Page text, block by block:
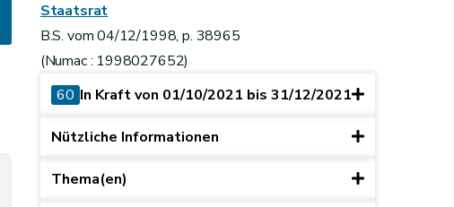
Staatsrat
B.S. vom 04/12/1998, p. 38965
(Numac : 1998027652)
60 In Kraft von 01/10/2021 bis 31/12/2021
Nützliche Informationen
Thema(en)